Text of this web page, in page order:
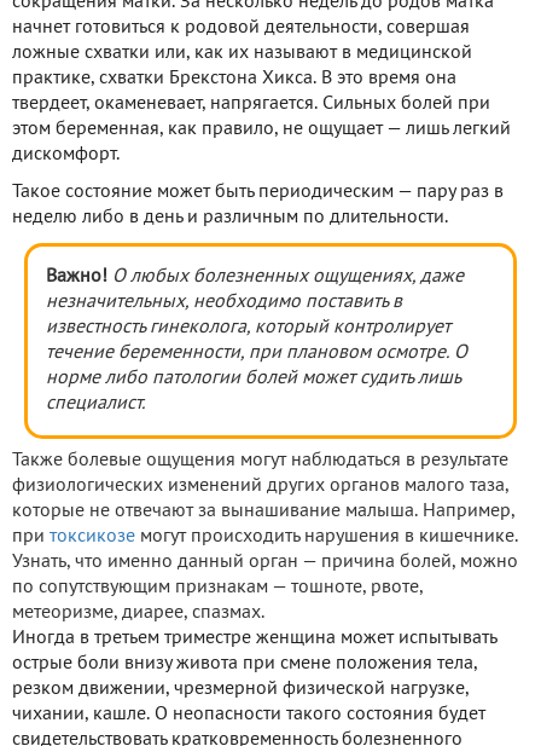
начнет готовиться к родовой деятельности, совершая
ложные схватки или, как их называют в медицинской
практике, схватки Брекстона Хикса. В это время она
твердеет, окаменевает, напрягается. Сильных болей при
этом беременная, как правило, не ощущает — лишь легкий
дискомфорт.
Такое состояние может быть периодическим — пару раз в
неделю либо в день и различным по длительности.
Важно! О любых болезненных ощущениях, даже
незначительных, необходимо поставить в
известность гинеколога, который контролирует
течение беременности, при плановом осмотре. О
норме либо патологии болей может судить лишь
специалист.
Также болевые ощущения могут наблюдаться в результате
физиологических изменений других органов малого таза,
которые не отвечают за вынашивание малыша. Например,
при токсикозе могут происходить нарушения в кишечнике.
Узнать, что именно данный орган — причина болей, можно
по сопутствующим признакам — тошноте, рвоте,
метеоризме, диарее, спазмах.
Иногда в третьем триместре женщина может испытывать
острые боли внизу живота при смене положения тела,
резком движении, чрезмерной физической нагрузке,
чихании, кашле. О неопасности такого состояния будет
свидетельствовать кратковременность болезненного